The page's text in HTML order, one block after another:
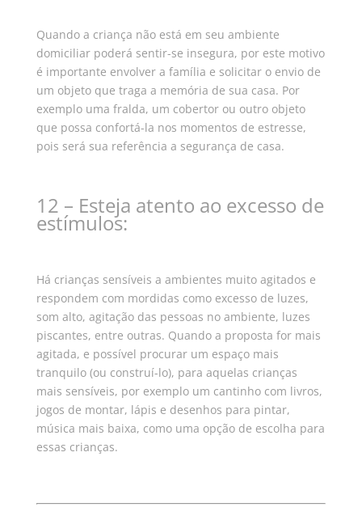
Quando a criança não está em seu ambiente
domiciliar poderá sentir-se insegura, por este motivo
é importante envolver a família e solicitar o envio de
um objeto que traga a memória de sua casa. Por
exemplo uma fralda, um cobertor ou outro objeto
que possa confortá-la nos momentos de estresse,
pois será sua referência a segurança de casa.
12 – Esteja atento ao excesso de
estímulos:
Há crianças sensíveis a ambientes muito agitados e
respondem com mordidas como excesso de luzes,
som alto, agitação das pessoas no ambiente, luzes
piscantes, entre outras. Quando a proposta for mais
agitada, e possível procurar um espaço mais
tranquilo (ou construí-lo), para aquelas crianças
mais sensíveis, por exemplo um cantinho com livros,
jogos de montar, lápis e desenhos para pintar,
música mais baixa, como uma opção de escolha para
essas crianças.